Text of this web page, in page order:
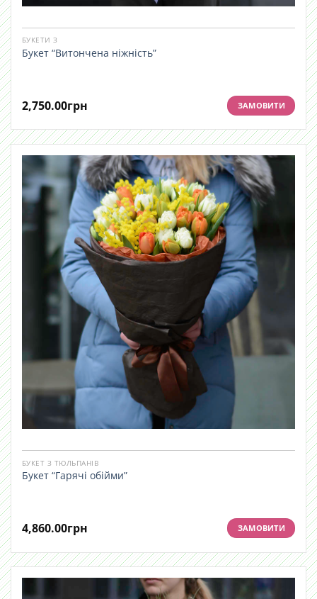
БУКЕТИ З
Букет “Витончена ніжність”
2,750.00грн ЗАМОВИТИ
БУКЕТ З ТЮЛЬПАНІВ
Букет “Гарячі обійми”
4,860.00грн ЗАМОВИТИ